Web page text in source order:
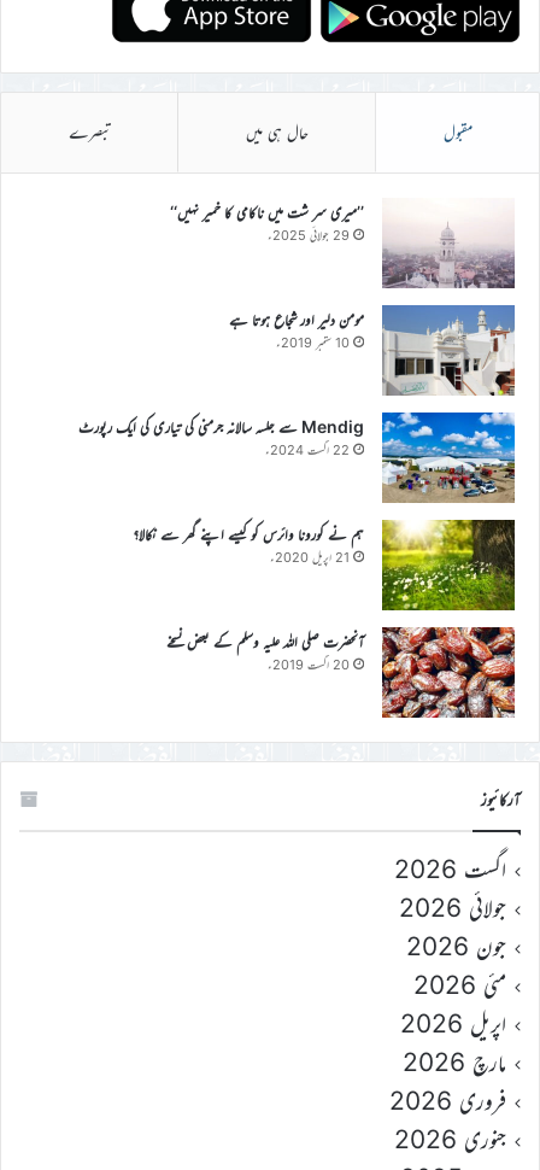
مقبول حال ہی میں تبصرے
’’میری سر شت میں ناکامی کا خمیر نہیں‘‘
29 جولائی 2025ء
مومن دلیر اور شجاع ہوتا ہے
10 ستمبر 2019ء
Mendig سے جلسہ سالانہ جرمنی کی تیاری کی ایک رپورٹ
22 اگست 2024ء
ہم نے کورونا وائرس کو کیسے اپنے گھر سے نکالا؟
21 اپریل 2020ء
آنحضرت صلی اللہ علیہ وسلم کے بعض نسخے
20 اگست 2019ء
آرکائیوز
اگست 2026
جولائی 2026
جون 2026
مئی 2026
اپریل 2026
مارچ 2026
فروری 2026
جنوری 2026